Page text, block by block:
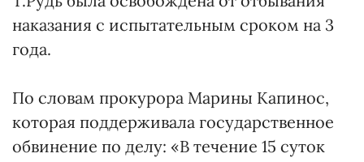
наказания с испытательным сроком на 3
года.
По словам прокурора Марины Капинос,
которая поддерживала государственное
обвинение по делу: «В течение 15 суток